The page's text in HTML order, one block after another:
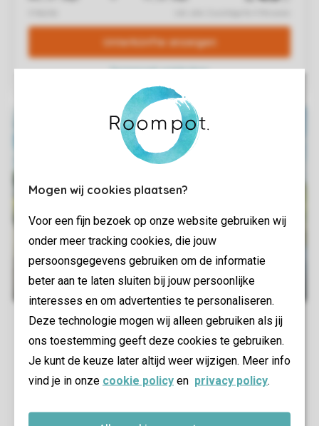
Mogen wij cookies plaatsen?
Voor een fijn bezoek op onze website gebruiken wij
onder meer tracking cookies, die jouw
persoonsgegevens gebruiken om de informatie
beter aan te laten sluiten bij jouw persoonlijke
interesses en om advertenties te personaliseren.
Deze technologie mogen wij alleen gebruiken als jij
ons toestemming geeft deze cookies te gebruiken.
Je kunt de keuze later altijd weer wijzigen. Meer info
vind je in onze cookie policy en privacy policy.